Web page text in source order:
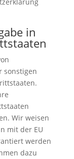
in
sonstigen
Wir weisen
mit der EU
werden
dazu